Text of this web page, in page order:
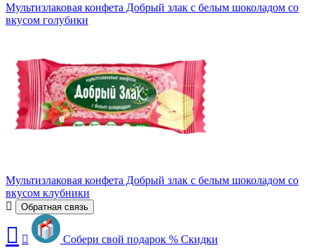
Мультизлаковая конфета Добрый злак с белым шоколадом со
вкусом голубики
Мультизлаковая конфета Добрый злак с белым шоколадом со
вкусом клубники
Обратная связь
Собери свой подарок % Скидки